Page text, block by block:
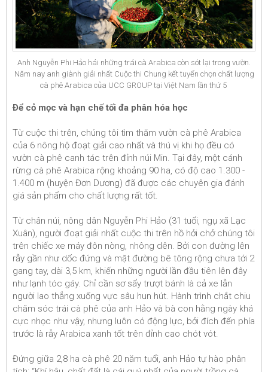
Anh Nguyễn Phi Hảo hái những trái cà Arabica còn sót lại trong vườn.
Năm nay anh giành giải nhất Cuộc thi Chung kết tuyển chọn chất lượng
cà phê Arabica của UCC GROUP tại Việt Nam lần thứ 5
Ðể cỏ mọc và hạn chế tối đa phân hóa học
Từ cuộc thi trên, chúng tôi tìm thăm vườn cà phê Arabica
của 6 nông hộ đoạt giải cao nhất và thú vị khi họ đều có
vườn cà phê canh tác trên đỉnh núi Min. Tại đây, một cánh
rừng cà phê Arabica rộng khoảng 90 ha, có độ cao 1.300 -
1.400 m (huyện Đơn Dương) đã được các chuyên gia đánh
giá sản phẩm cho chất lượng rất tốt.
Từ chân núi, nông dân Nguyễn Phi Hảo (31 tuổi, ngụ xã Lạc
Xuân), người đoạt giải nhất cuộc thi trên hồ hởi chở chúng tôi
trên chiếc xe máy đôn nòng, nhông dên. Bởi con đường lên
rẫy gần như dốc đứng và mặt đường bê tông rộng chưa tới 2
gang tay, dài 3,5 km, khiến những người lần đầu tiên lên đây
như lạnh tóc gáy. Chỉ cần sơ sẩy trượt bánh là cả xe lẫn
người lao thẳng xuống vực sâu hun hút. Hành trình chắt chiu
chăm sóc trái cà phê của anh Hảo và bà con hằng ngày khá
cực nhọc như vậy, nhưng luôn có động lực, bởi đích đến phía
trước là rẫy Arabica xanh tốt trên đỉnh cao chót vót.
Đứng giữa 2,8 ha cà phê 20 năm tuổi, anh Hảo tự hào phân